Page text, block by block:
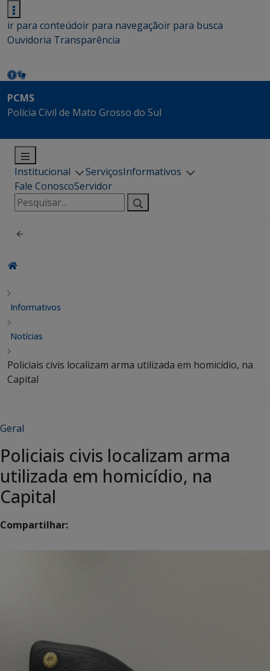
ir para conteúdoir para navegaçãoir para busca
Ouvidoria Transparência
PCMS
Polícia Civil de Mato Grosso do Sul
Institucional ServiçosInformativos
Fale ConoscoServidor
Pesquisar
por:
Informativos
Notícias
Policiais civis localizam arma utilizada em homicídio, na
Capital
Geral
Policiais civis localizam arma
utilizada em homicídio, na
Capital
Compartilhar: